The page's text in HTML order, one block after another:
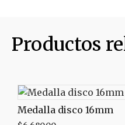
Productos
Medalla disco 16mm